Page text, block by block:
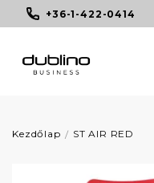
+36-1-422-0414
Kezdőlap ST AIR RED